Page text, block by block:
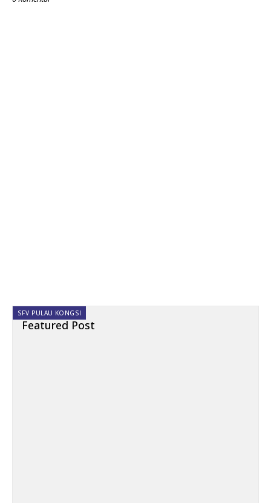
Featured Post
SFV PULAU KONGSI